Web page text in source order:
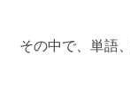
その中で、単語